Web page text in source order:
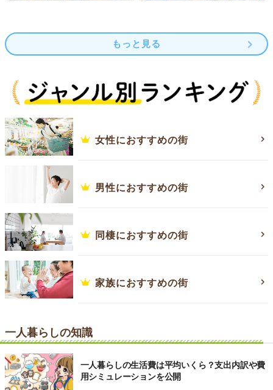
もっと見る
女性におすすめの街
男性におすすめの街
同棲におすすめの街
家族におすすめの街
一人暮らしの知識
一人暮らしの生活費は平均いくら？支出内訳や費
用シミュレーションを公開